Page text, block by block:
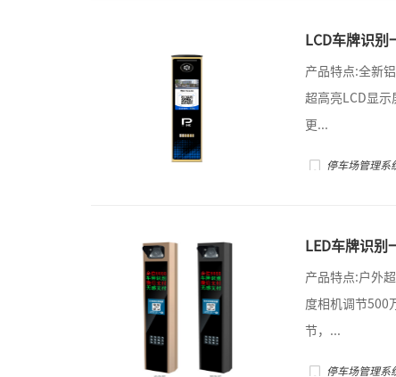
LCD车牌识
产品特点:全新
超高亮LCD显
更...
停车场管理系
LED车牌识
产品特点:户外
度相机调节500
节，...
停车场管理系